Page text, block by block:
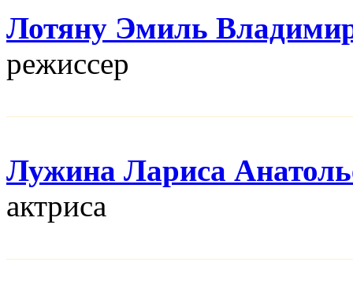
Лотяну Эмиль
режисcер
Лужина Лариса
актриса